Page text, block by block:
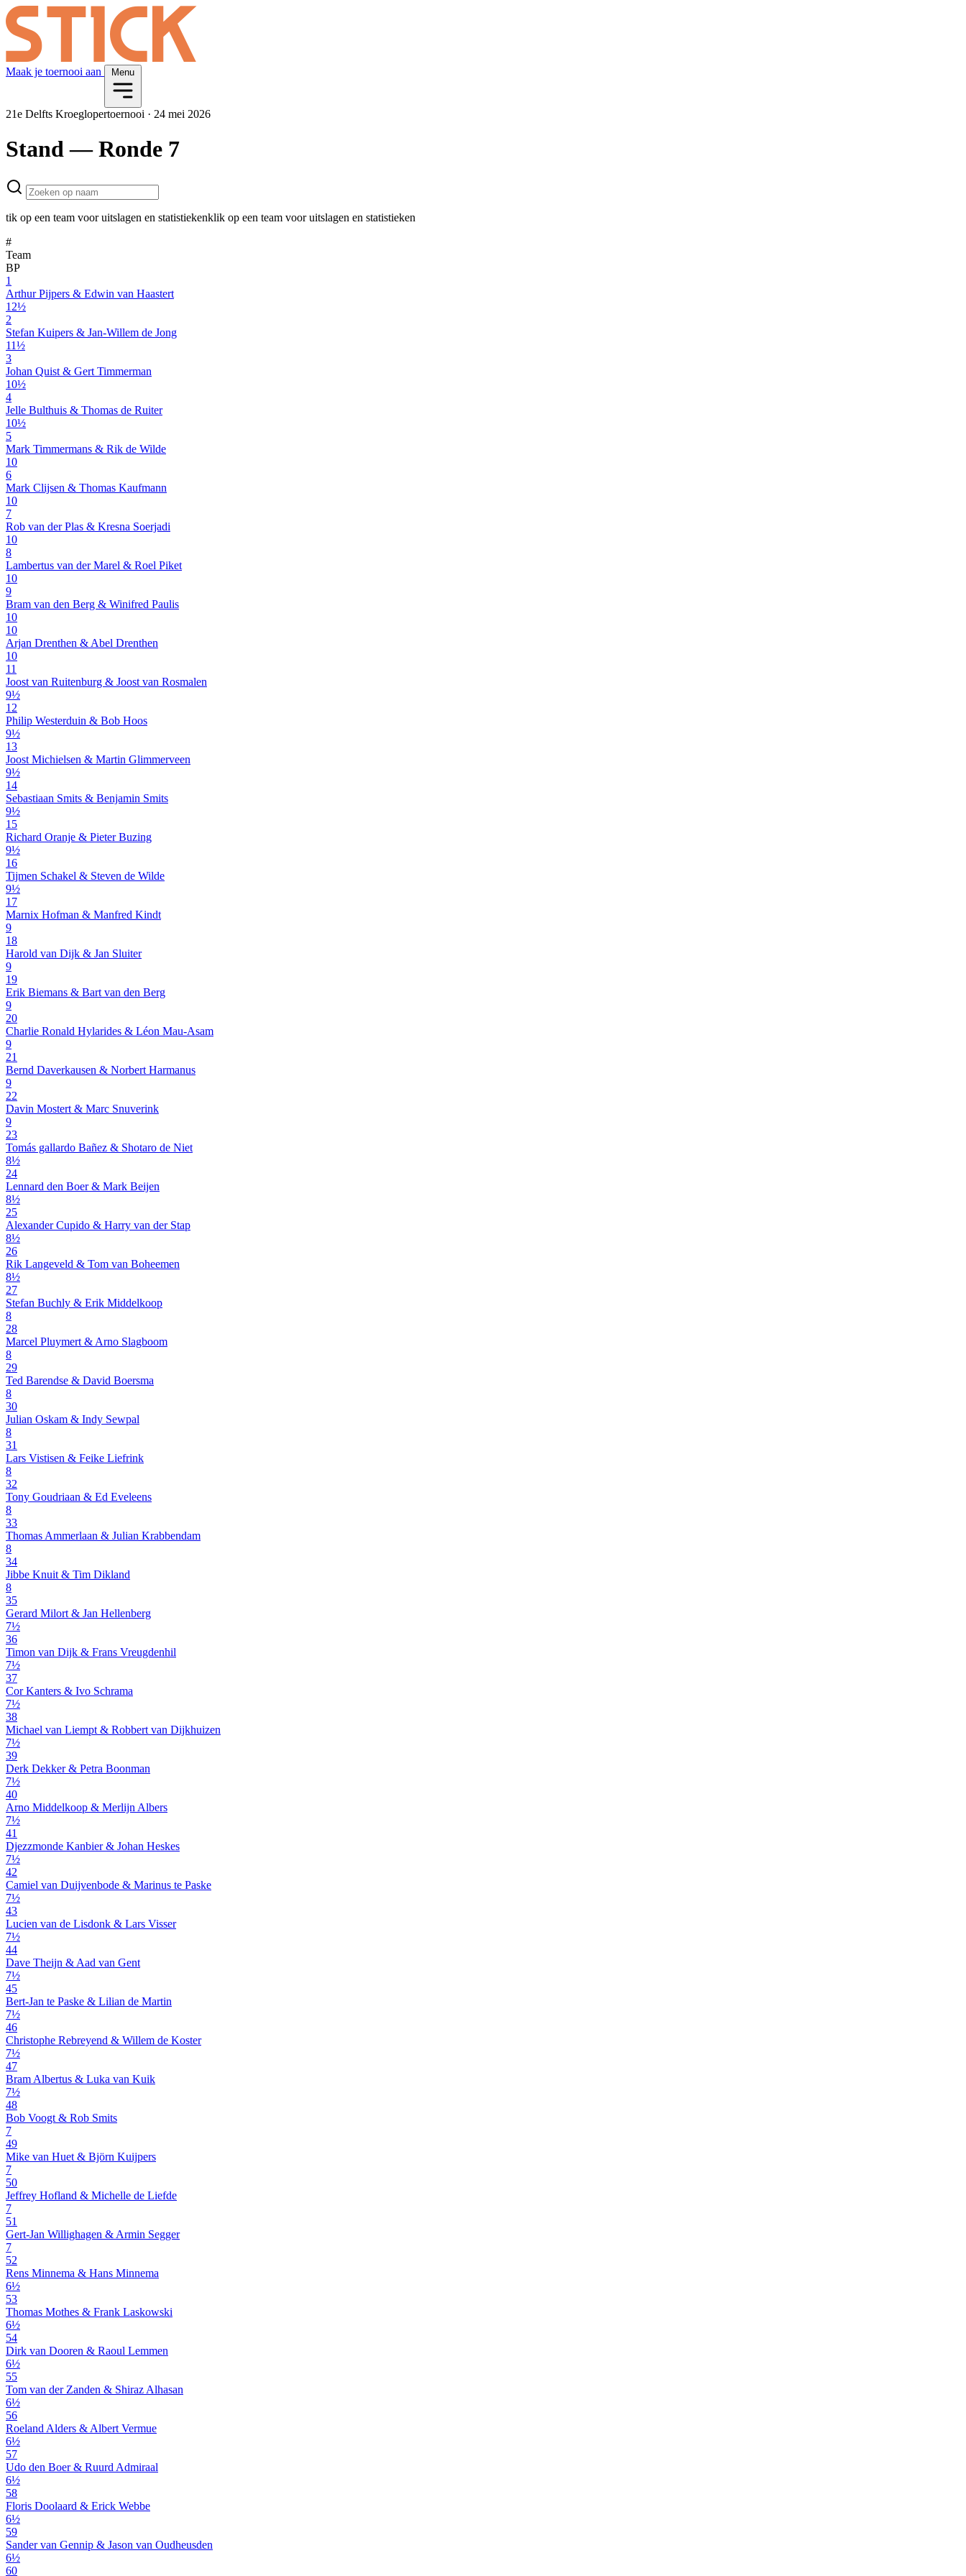
Maak je toernooi aan Menu
21e Delfts Kroeglopertoernooi · 24 mei 2026
Stand— Ronde 7
tik op een team voor uitslagen en statistiekenklik op een team voor uitslagen en statistieken
#
Team
BP
1
Arthur Pijpers & Edwin van Haastert
12½
2
Stefan Kuipers & Jan-Willem de Jong
11½
3
Johan Quist & Gert Timmerman
10½
4
Jelle Bulthuis & Thomas de Ruiter
10½
5
Mark Timmermans & Rik de Wilde
10
6
Mark Clijsen & Thomas Kaufmann
10
7
Rob van der Plas & Kresna Soerjadi
10
8
Lambertus van der Marel & Roel Piket
10
9
Bram van den Berg & Winifred Paulis
10
10
Arjan Drenthen & Abel Drenthen
10
11
Joost van Ruitenburg & Joost van Rosmalen
9½
12
Philip Westerduin & Bob Hoos
9½
13
Joost Michielsen & Martin Glimmerveen
9½
14
Sebastiaan Smits & Benjamin Smits
9½
15
Richard Oranje & Pieter Buzing
9½
16
Tijmen Schakel & Steven de Wilde
9½
17
Marnix Hofman & Manfred Kindt
9
18
Harold van Dijk & Jan Sluiter
9
19
Erik Biemans & Bart van den Berg
9
20
Charlie Ronald Hylarides & Léon Mau-Asam
9
21
Bernd Daverkausen & Norbert Harmanus
9
22
Davin Mostert & Marc Snuverink
9
23
Tomás gallardo Bañez & Shotaro de Niet
8½
24
Lennard den Boer & Mark Beijen
8½
25
Alexander Cupido & Harry van der Stap
8½
26
Rik Langeveld & Tom van Boheemen
8½
27
Stefan Buchly & Erik Middelkoop
8
28
Marcel Pluymert & Arno Slagboom
8
29
Ted Barendse & David Boersma
8
30
Julian Oskam & Indy Sewpal
8
31
Lars Vistisen & Feike Liefrink
8
32
Tony Goudriaan & Ed Eveleens
8
33
Thomas Ammerlaan & Julian Krabbendam
8
34
Jibbe Knuit & Tim Dikland
8
35
Gerard Milort & Jan Hellenberg
7½
36
Timon van Dijk & Frans Vreugdenhil
7½
37
Cor Kanters & Ivo Schrama
7½
38
Michael van Liempt & Robbert van Dijkhuizen
7½
39
Derk Dekker & Petra Boonman
7½
40
Arno Middelkoop & Merlijn Albers
7½
41
Djezzmonde Kanbier & Johan Heskes
7½
42
Camiel van Duijvenbode & Marinus te Paske
7½
43
Lucien van de Lisdonk & Lars Visser
7½
44
Dave Theijn & Aad van Gent
7½
45
Bert-Jan te Paske & Lilian de Martin
7½
46
Christophe Rebreyend & Willem de Koster
7½
47
Bram Albertus & Luka van Kuik
7½
48
Bob Voogt & Rob Smits
7
49
Mike van Huet & Björn Kuijpers
7
50
Jeffrey Hofland & Michelle de Liefde
7
51
Gert-Jan Willighagen & Armin Segger
7
52
Rens Minnema & Hans Minnema
6½
53
Thomas Mothes & Frank Laskowski
6½
54
Dirk van Dooren & Raoul Lemmen
6½
55
Tom van der Zanden & Shiraz Alhasan
6½
56
Roeland Alders & Albert Vermue
6½
57
Udo den Boer & Ruurd Admiraal
6½
58
Floris Doolaard & Erick Webbe
6½
59
Sander van Gennip & Jason van Oudheusden
6½
60